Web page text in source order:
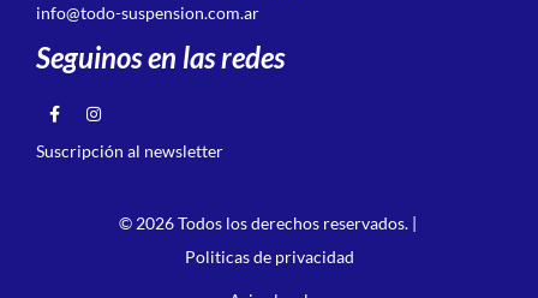
info@todo-suspension.com.ar
Seguinos en las redes
Suscripción al newsletter
© 2026 Todos los derechos reservados. |
Politicas de privacidad